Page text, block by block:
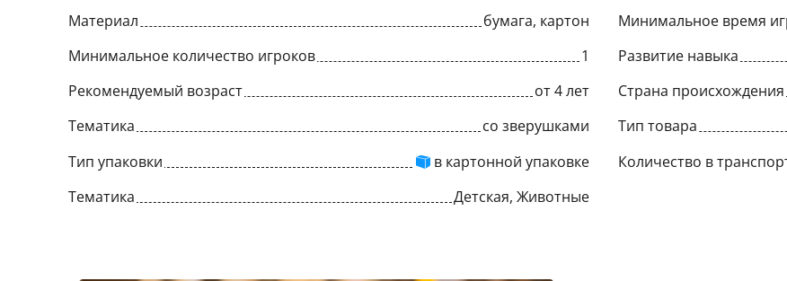
Материал
бумага, картон Минимальное время
Минимальное количество игроков
1 Развитие навыка
Рекомендуемый возраст
от 4 лет Страна происхождения
Тематика
со зверушками Тип товара
Тип упаковки
в картонной упаковке Количество в
Тематика
Детская, Животные